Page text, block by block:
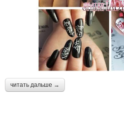
читать дальше →